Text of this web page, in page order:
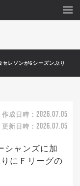
レソンが6シーズンぶり
作成日時： 2026.07.05
更新日時： 2026.07.05
シャンズに加
にＦリーグの